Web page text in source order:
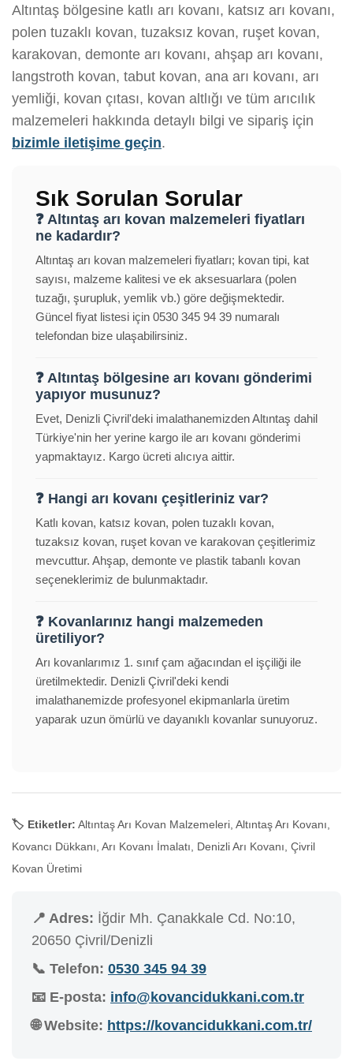
Altıntaş bölgesine katlı arı kovanı, katsız arı kovanı,
polen tuzaklı kovan, tuzaksız kovan, ruşet kovan,
karakovan, demonte arı kovanı, ahşap arı kovanı,
langstroth kovan, tabut kovan, ana arı kovanı, arı
yemliği, kovan çıtası, kovan altlığı ve tüm arıcılık
malzemeleri hakkında detaylı bilgi ve sipariş için
bizimle iletişime geçin.
Sık Sorulan Sorular
❓ Altıntaş arı kovan malzemeleri fiyatları
ne kadardır?
Altıntaş arı kovan malzemeleri fiyatları; kovan tipi, kat
sayısı, malzeme kalitesi ve ek aksesuarlara (polen
tuzağı, şurupluk, yemlik vb.) göre değişmektedir.
Güncel fiyat listesi için 0530 345 94 39 numaralı
telefondan bize ulaşabilirsiniz.
❓ Altıntaş bölgesine arı kovanı gönderimi
yapıyor musunuz?
Evet, Denizli Çivril'deki imalathanemizden Altıntaş dahil
Türkiye'nin her yerine kargo ile arı kovanı gönderimi
yapmaktayız. Kargo ücreti alıcıya aittir.
❓ Hangi arı kovanı çeşitleriniz var?
Katlı kovan, katsız kovan, polen tuzaklı kovan,
tuzaksız kovan, ruşet kovan ve karakovan çeşitlerimiz
mevcuttur. Ahşap, demonte ve plastik tabanlı kovan
seçeneklerimiz de bulunmaktadır.
❓ Kovanlarınız hangi malzemeden
üretiliyor?
Arı kovanlarımız 1. sınıf çam ağacından el işçiliği ile
üretilmektedir. Denizli Çivril'deki kendi
imalathanemizde profesyonel ekipmanlarla üretim
yaparak uzun ömürlü ve dayanıklı kovanlar sunuyoruz.
🏷️ Etiketler: Altıntaş Arı Kovan Malzemeleri, Altıntaş Arı Kovanı,
Kovancı Dükkanı, Arı Kovanı İmalatı, Denizli Arı Kovanı, Çivril
Kovan Üretimi
📍 Adres: İğdir Mh. Çanakkale Cd. No:10,
20650 Çivril/Denizli
📞 Telefon: 0530 345 94 39
📧 E-posta: info@kovancidukkani.com.tr
🌐 Website: https://kovancidukkani.com.tr/